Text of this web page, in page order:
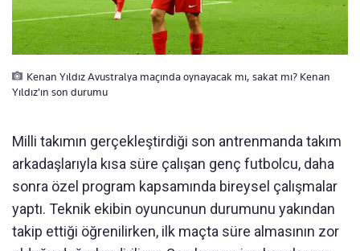
Kenan Yıldız Avustralya maçında oynayacak mı, sakat mı? Kenan
Yıldız'ın son durumu
Milli takımın gerçekleştirdiği son antrenmanda takım
arkadaşlarıyla kısa süre çalışan genç futbolcu, daha
sonra özel program kapsamında bireysel çalışmalar
yaptı. Teknik ekibin oyuncunun durumunu yakından
takip ettiği öğrenilirken, ilk maçta süre almasının zor